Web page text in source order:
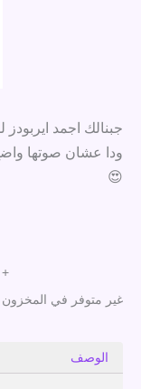
جبنالك اجمد ايربودز
ودا عشان صوتها
😍
+ 15 جنية مصاريف الشحن
غير متوفر في المخزون
الوصف